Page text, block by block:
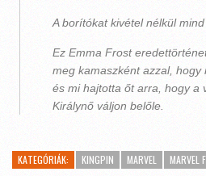
A borítókat kivétel nélkül
Ez Emma Frost
meg kamaszként azzal, hogy
és mi hajtotta őt arra, hogy a
Királynő váljon belőle.
KATEGÓRIÁK: KINGPIN MARVEL MARVEL